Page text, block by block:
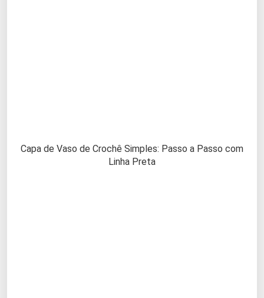
Capa de Vaso de Crochê Simples: Passo a Passo com
Linha Preta